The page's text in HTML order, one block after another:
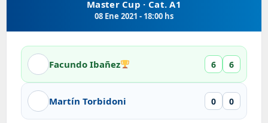
Master Cup · Cat. A1
08 Ene 2021 - 18:00 hs
Facundo Ibañez 6 6
Martín Torbidoni 0 0